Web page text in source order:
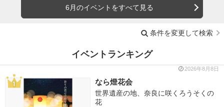
6月のイベントをすべて見る
条件を変更して検索
イベントランキング
2026年8月8日
なら燈花会
世界遺産の地、奈良に咲くろうそくの
花